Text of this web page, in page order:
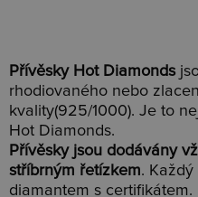
Přívěsky Hot Diamonds
rhodiovaného nebo
kvality(925/1000). Je to
Hot Diamonds.
Přívěsky jsou dodávány
stříbrným řetízkem.
diamantem s certifikátem.